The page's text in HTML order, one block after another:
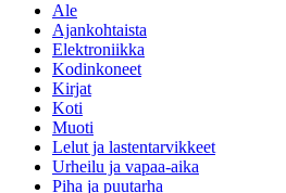
Ale
Ajankohtaista
Elektroniikka
Kodinkoneet
Kirjat
Koti
Muoti
Lelut ja lastentarvikkeet
Urheilu ja vapaa-aika
Piha ja puutarha